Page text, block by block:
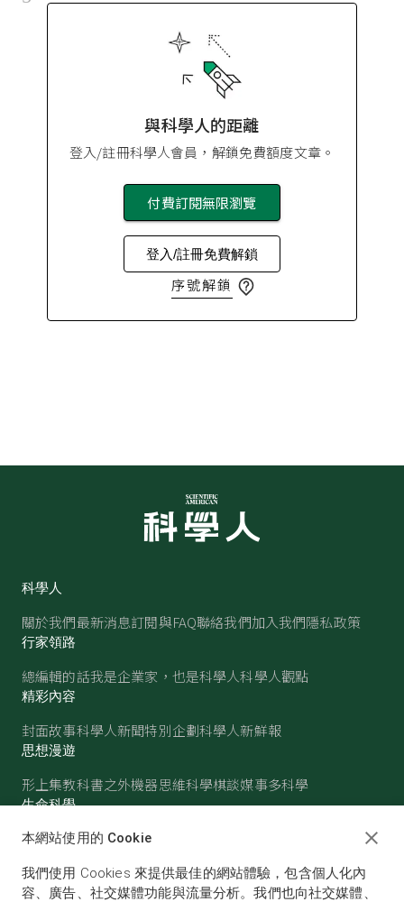
與科學人的距離
登入/註冊科學人會員，解鎖免費額度文章。
付費訂閱無限瀏覽
登入/註冊免費解鎖
序號解鎖
科學人
關於我們最新消息訂閱與FAQ聯絡我們加入我們隱私政策
行家領路
總編輯的話我是企業家，也是科學人科學人觀點
精彩內容
封面故事科學人新聞特別企劃科學人新鮮報
思想漫遊
形上集教科書之外機器思維科學棋談媒事多科學
生命科學
醫學古生物心理學生態學
物理 化學地球科學天文
本網站使用的 Cookie
我們使用 Cookies 來提供最佳的網站體驗，包含個人化內
容、廣告、社交媒體功能與流量分析。我們也向社交媒體、